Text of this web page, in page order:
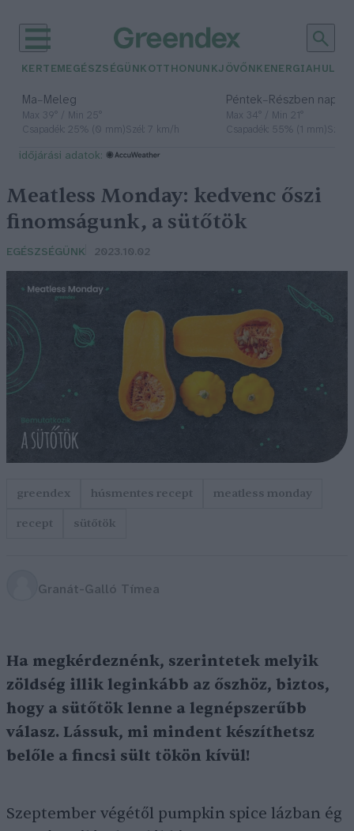
KERTEM EGÉSZSÉGÜNK OTTHONUNKJÖVŐNK ENERGIA
Ma– Meleg
Max 39° / Min 25°
Csapadék: 25% (0 mm)Szél: 7 km/h
Péntek– Részben
Max 34° / Min 21°
Csapadék: 55% (1 mm)Szél:
időjárási adatok:
Meatless Monday: kedvenc őszi
finomságunk, a sütőtök
EGÉSZSÉGÜNK 2023.10.02
greendex húsmentes recept
meatless monday
recept
sütőtök
Granát-Galló Tímea
Ha megkérdeznénk, szerintetek melyik
zöldség illik leginkább az őszhöz, biztos,
hogy a sütőtök lenne a legnépszerűbb
válasz. Lássuk, mi mindent készíthetsz
belőle a fincsi sült tökön kívül!
Szeptember végétől pumpkin spice lázban ég